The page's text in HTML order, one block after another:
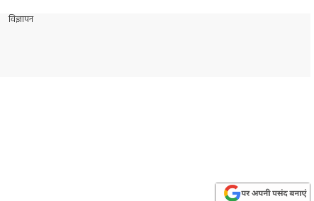
विज्ञापन